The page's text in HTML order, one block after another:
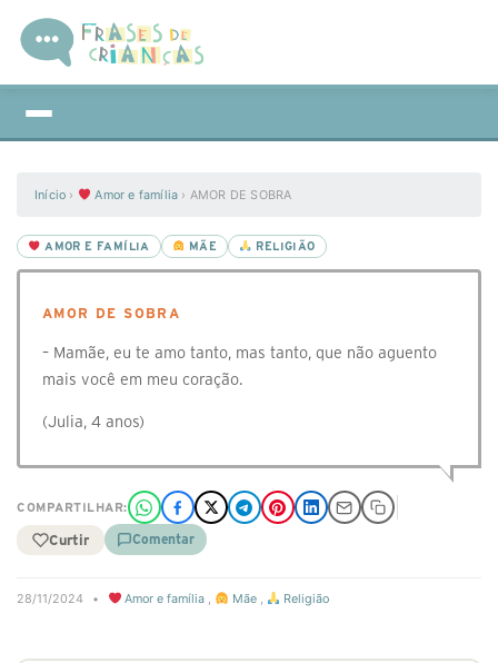
Início › Amor e família › AMOR DE SOBRA
AMOR E FAMÍLIA MÃE RELIGIÃO
AMOR DE SOBRA
– Mamãe, eu te amo tanto, mas tanto, que não aguento
mais você em meu coração.
(Julia, 4 anos)
COMPARTILHAR:
Curtir Comentar
28/11/2024 • Amor e família , Mãe, Religião